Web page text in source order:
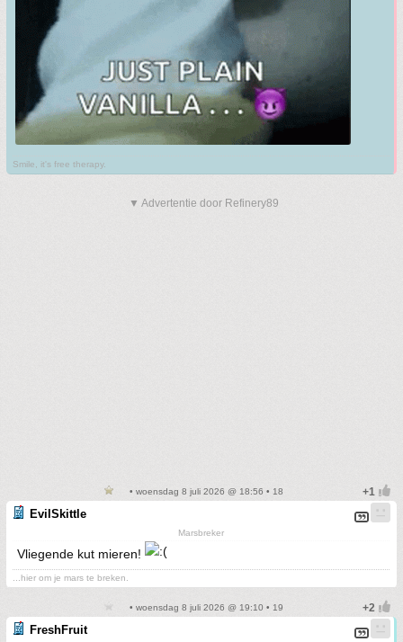
Smile, it's free therapy.
▼ Advertentie door Refinery89
• woensdag 8 juli 2026 @ 18:56 • 18
EvilSkittle
Marsbreker
Vliegende kut mieren!
...hier om je mars te breken.
• woensdag 8 juli 2026 @ 19:10 • 19
FreshFruit